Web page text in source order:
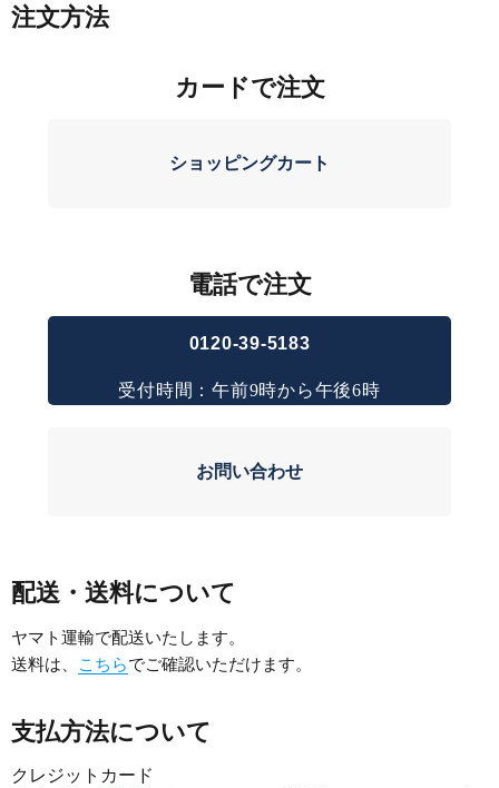
注文方法
カードで注文
ショッピングカート
電話で注文
0120-39-5183
受付時間：午前9時から午後6時
お問い合わせ
配送・送料について
ヤマト運輸で配送いたします。
送料は、
こちらでご確認いただけます。
支払方法について
クレジットカード